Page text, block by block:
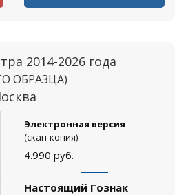
2014-2026 года
ОБРАЗЦА)
Электронная версия
(скан-копия)
4.990 руб.
Настоящий Гознак